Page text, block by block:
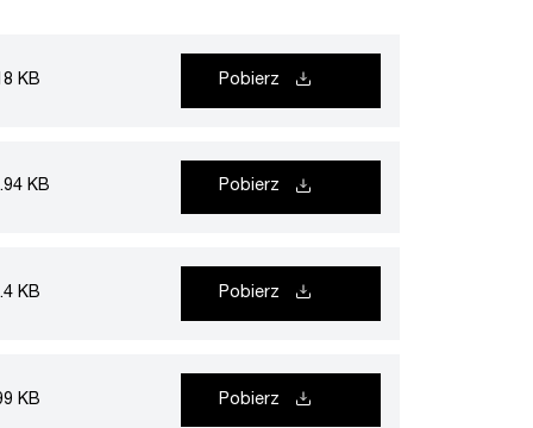
KB Pobierz
KB Pobierz
KB Pobierz
KB Pobierz